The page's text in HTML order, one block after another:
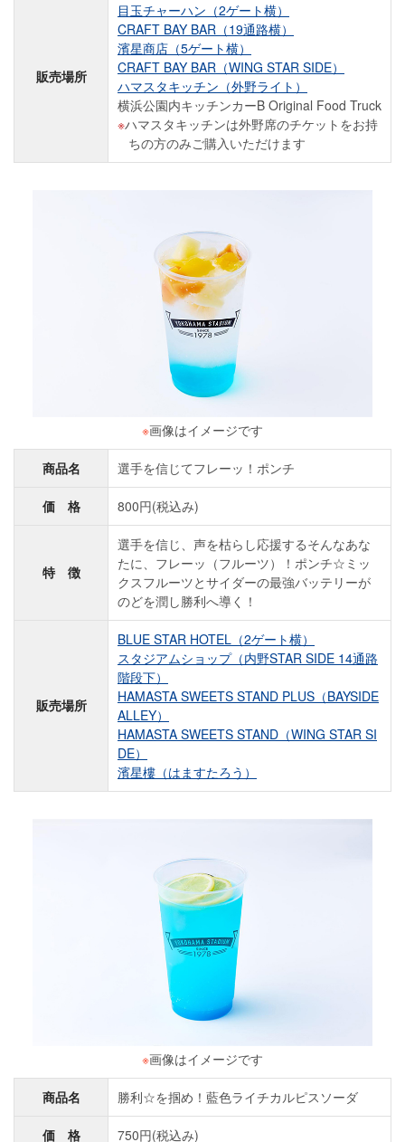
販売場所
目玉チャーハン（2ゲート横）
CRAFT BAY BAR（19通路横）
濱星商店（5ゲート横）
CRAFT BAY BAR（WING STAR SIDE）
ハマスタキッチン（外野ライト）
横浜公園内キッチンカーB Original Food Truck
ハマスタキッチンは外野席のチケットをお持
ちの方のみご購入いただけます
※画像はイメージです
商品名 選手を信じてフレーッ！ポンチ
価 格 800円(税込み)
特 徴
選手を信じ、声を枯らし応援するそんなあな
たに、フレーッ（フルーツ）！ポンチ☆ミッ
クスフルーツとサイダーの最強バッテリーが
のどを潤し勝利へ導く！
販売場所
BLUE STAR HOTEL（2ゲート横）
スタジアムショップ（内野STAR SIDE 14通路
階段下）
HAMASTA SWEETS STAND PLUS（BAYSIDE
ALLEY）
HAMASTA SWEETS STAND（WING STAR SI
DE）
濱星樓（はますたろう）
※画像はイメージです
商品名 勝利☆を掴め！藍色ライチカルピスソーダ
価 格 750円(税込み)